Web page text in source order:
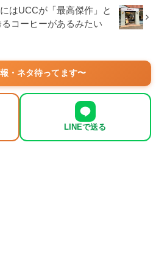
はUCCが「最高傑作」と
るコーヒーがあるみたい
・ネタ待ってます〜
LINEで送る